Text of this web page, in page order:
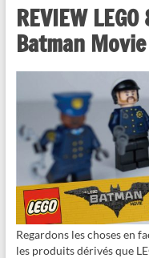
REVIEW
Batman
Regardons les choses en
les produits dérivés que